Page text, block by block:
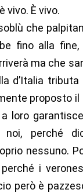
vivo. È vivo.
che
fino alla
ma che
d’Italia
proposto il
loro
perché
nessuno.
i
però è